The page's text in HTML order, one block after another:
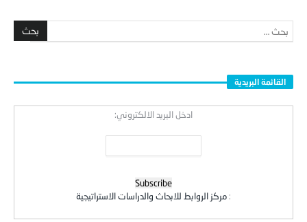
القائمة البريدية
ادخل البريد الالكتروني:
: مركز الروابط للابحاث والدراسات الاستراتيجية